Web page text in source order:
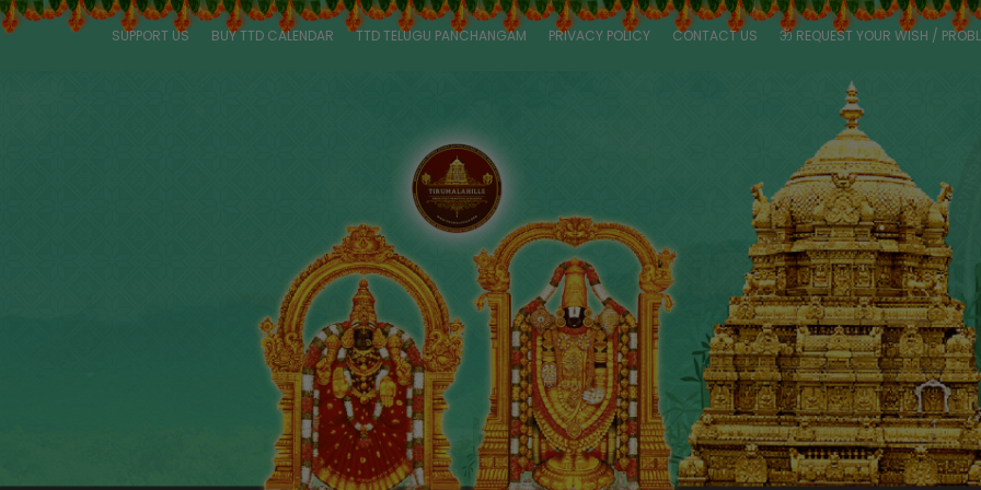
SUPPORT US BUY TTD CALENDAR TTD TELUGU PANCHANGAM PRIVACY POLICY CONTACT US ॐ REQUEST YOUR WISH /